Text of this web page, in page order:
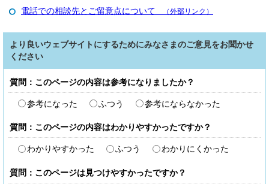
電話での相談先とご留意点について （外部リンク）
より良いウェブサイトにするためにみなさまのご意見をお聞かせ
ください
質問：このページの内容は参考になりましたか？
参考になった ふつう 参考にならなかった
質問：このページの内容はわかりやすかったですか？
わかりやすかった ふつう わかりにくかった
質問：このページは見つけやすかったですか？